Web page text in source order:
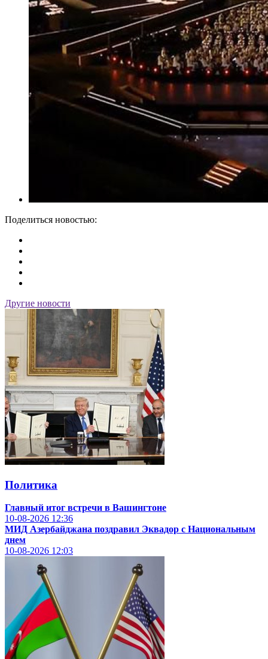
Поделиться новостью:
Другие новости
Политика
Главный итог встречи в Вашингтоне
10-08-2026 12:36
МИД Азербайджана поздравил Эквадор с Национальным
днем
10-08-2026 12:03